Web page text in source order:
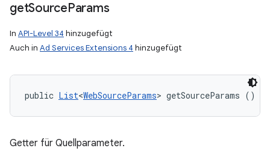
getSourceParams
In API-Level 34 hinzugefügt
Auch in Ad Services Extensions 4 hinzugefügt
public List<WebSourceParams> getSourceParams ()
Getter für Quellparameter.